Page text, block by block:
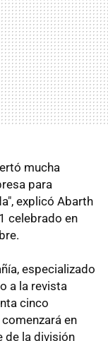
mucha
para
explicó Abarth
celebrado en
especializado
a la revista
cinco
en
de la división